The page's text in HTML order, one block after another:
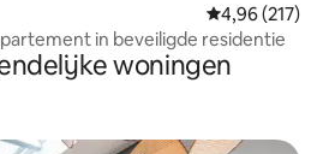
Gemiddelde
4,96 (217)
in beveiligde residentie
woningen